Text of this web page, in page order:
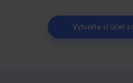
Vytvořte si účet